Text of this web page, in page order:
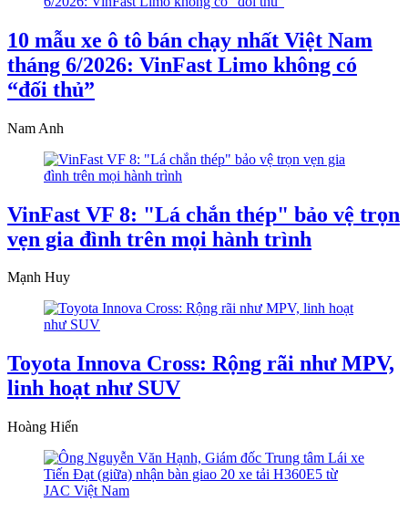
10 mẫu xe ô tô bán chạy nhất Việt Nam
tháng 6/2026: VinFast Limo không có
“đối thủ”
Nam Anh
VinFast VF 8: "Lá chắn thép" bảo vệ trọn
vẹn gia đình trên mọi hành trình
Mạnh Huy
Toyota Innova Cross: Rộng rãi như MPV,
linh hoạt như SUV
Hoàng Hiển